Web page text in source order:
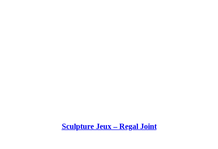
Sculpture Jeux – Regal Joint